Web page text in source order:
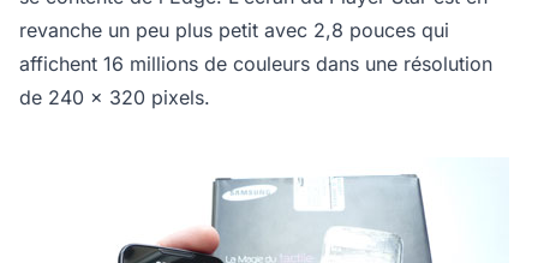
revanche un peu plus petit avec 2,8 pouces qui
affichent 16 millions de couleurs dans une résolution
de 240 x 320 pixels.